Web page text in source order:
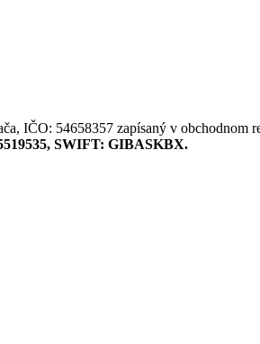
IČO: 54658357 zapísaný v obchodnom
, SWIFT: GIBASKBX.